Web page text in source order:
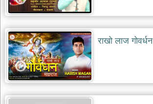
राखो लाज